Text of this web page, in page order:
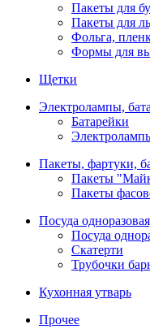
Пакеты для
Пакеты для
Фольга,
Формы для
Щетки
Электролампы,
Батарейки
Пакеты, фартуки,
Пакеты
Пакеты
Посуда
Посуда
Скатерти
Трубочки
Кухонная утварь
Прочее